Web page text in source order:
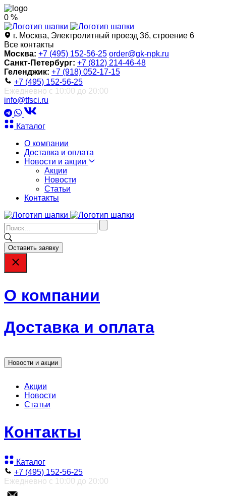
0 %
г. Москва, Электролитный проезд 3б, строение 6
Все контакты
Москва: +7 (495) 152-56-25 order@gk-npk.ru
Санкт-Петербург: +7 (812) 214-46-48
Геленджик: +7 (918) 052-17-15
+7 (495) 152-56-25
Ежедневно с 10:00 до 20:00
info@tfsci.ru
Каталог
О компании
Доставка и оплата
Новости и акции
Акции
Новости
Статьи
Контакты
Оставить заявку
О компании
Доставка и оплата
Новости и акции
Акции
Новости
Статьи
Контакты
Каталог
+7 (495) 152-56-25
Ежедневно с 10:00 до 20:00